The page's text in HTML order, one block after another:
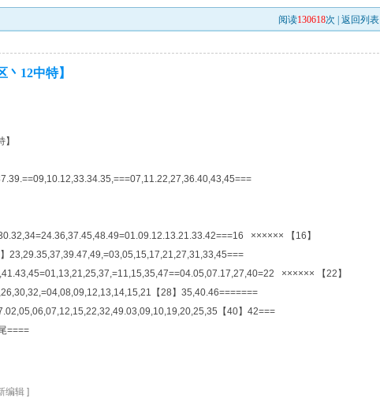
阅读130618次 |返回列表
丶12中特】
×××××× 【16】
23,29.35,37,39.47,49,=03,05,15,17,21,27,31,33,45===
×××××× 【22】
【28】35,40.46=======
【40】42===
====
编辑 ]